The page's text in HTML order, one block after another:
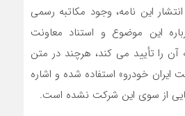
این نامه، وجود مکاتبه رسمی
این موضوع و استناد معاونت
را تأیید می کند، هرچند در متن
ایران خودرو» استفاده شده و اشاره
از سوی این شرکت نشده است.